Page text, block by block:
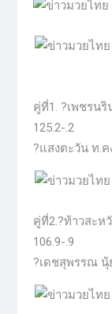
คู่ที่1. ?เพชรน
125.2-.2
?แสงตะวัน ท.ค
คู่ที่2.?ท้าวสะห
106.9-.9
?เดชสุพรรณ นุ้